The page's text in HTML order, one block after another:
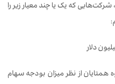
که یک یا چند معیار زیر را
همتایان از نظر میزان بودجه سهام